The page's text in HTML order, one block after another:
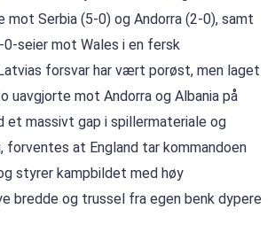
mot Serbia (5-0) og Andorra (2-0), samt
seier mot Wales i en fersk
forsvar har vært porøst, men laget
uavgjorte mot Andorra og Albania på
et massivt gap i spillermateriale og
forventes at England tar kommandoen
styrer kampbildet med høy
bredde og trussel fra egen benk dypere